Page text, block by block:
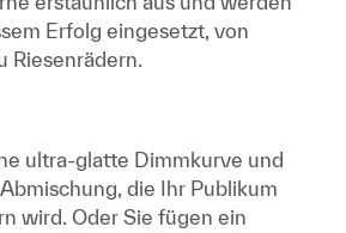
Erfolg eingesetzt, von
Riesenrädern.
ultra-glatte Dimmkurve und
die Ihr Publikum
wird. Oder Sie fügen ein